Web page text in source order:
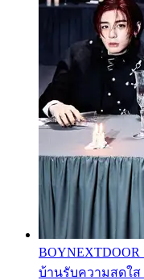
BOYNEXTDOOR
บ้านรับความสดใ